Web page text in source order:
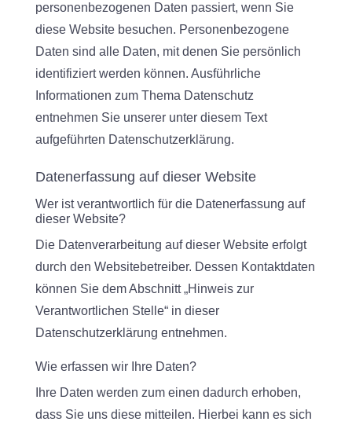
personenbezogenen Daten passiert, wenn Sie
diese Website besuchen. Personenbezogene
Daten sind alle Daten, mit denen Sie persönlich
identifiziert werden können. Ausführliche
Informationen zum Thema Datenschutz
entnehmen Sie unserer unter diesem Text
aufgeführten Datenschutzerklärung.
Datenerfassung auf dieser Website
Wer ist verantwortlich für die Datenerfassung auf
dieser Website?
Die Datenverarbeitung auf dieser Website erfolgt
durch den Websitebetreiber. Dessen Kontaktdaten
können Sie dem Abschnitt „Hinweis zur
Verantwortlichen Stelle“ in dieser
Datenschutzerklärung entnehmen.
Wie erfassen wir Ihre Daten?
Ihre Daten werden zum einen dadurch erhoben,
dass Sie uns diese mitteilen. Hierbei kann es sich